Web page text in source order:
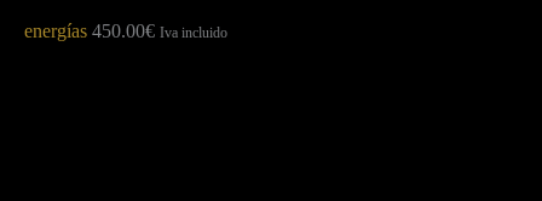
energías 450.00€ Iva incluido